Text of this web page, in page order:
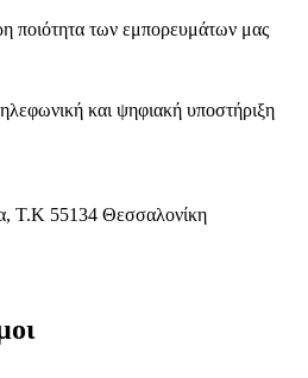
ποιότητα των εμπορευμάτων μας
και ψηφιακή υποστήριξη
Τ.Κ 55134 Θεσσαλονίκη